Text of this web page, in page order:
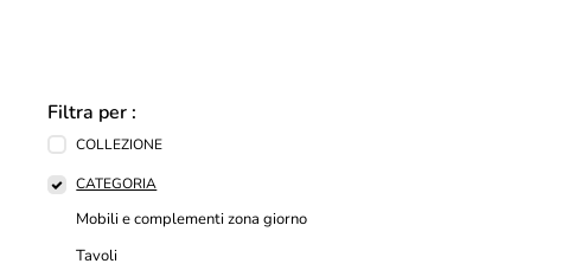
Filtra per :
COLLEZIONE
CATEGORIA
Mobili e complementi zona giorno
Tavoli